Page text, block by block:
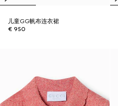
儿童GG帆布连衣裙
€ 950